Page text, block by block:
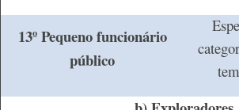
13º Pequeno funcionário
público